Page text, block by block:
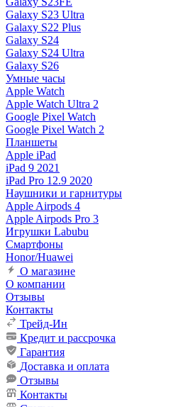
Galaxy S23 Ultra
Galaxy S22 Plus
Galaxy S24
Galaxy S24 Ultra
Galaxy S26
Умные часы
Apple Watch
Apple Watch Ultra 2
Google Pixel Watch
Google Pixel Watch 2
Планшеты
Apple iPad
iPad 9 2021
iPad Pro 12.9 2020
Наушники и гарнитуры
Apple Airpods 4
Apple Airpods Pro 3
Игрушки Labubu
Смартфоны
Honor/Huawei
О магазине
О компании
Отзывы
Контакты
Трейд-Ин
Кредит и рассрочка
Гарантия
Доставка и оплата
Отзывы
Контакты